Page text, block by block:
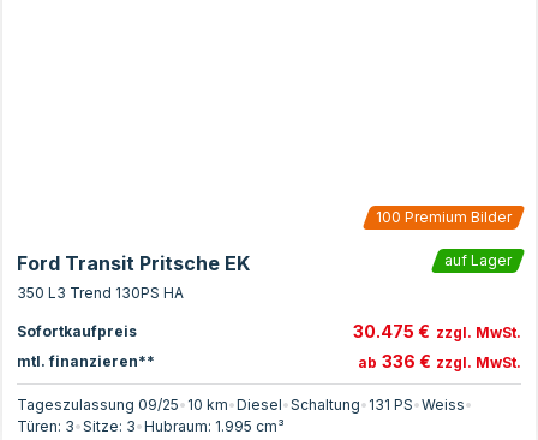
100 Premium Bilder
Ford Transit Pritsche EK
auf Lager
350 L3 Trend 130PS HA
Sofortkaufpreis 30.475 € zzgl. MwSt.
mtl. finanzieren**
ab 336 € zzgl. MwSt.
Tageszulassung 09/25• 10 km•Diesel•Schaltung• 131 PS•Weiss•
Türen: 3•Sitze: 3•Hubraum: 1.995 cm³